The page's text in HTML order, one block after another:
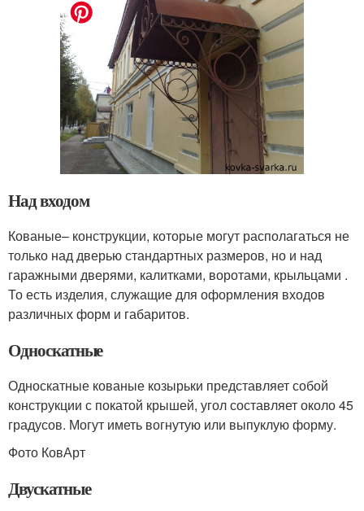
Над входом
Кованые– конструкции, которые могут располагаться не
только над дверью стандартных размеров, но и над
гаражными дверями, калитками, воротами, крыльцами .
То есть изделия, служащие для оформления входов
различных форм и габаритов.
Односкатные
Односкатные кованые козырьки представляет собой
конструкции с покатой крышей, угол составляет около 45
градусов. Могут иметь вогнутую или выпуклую форму.
Фото КовАрт
Двускатные